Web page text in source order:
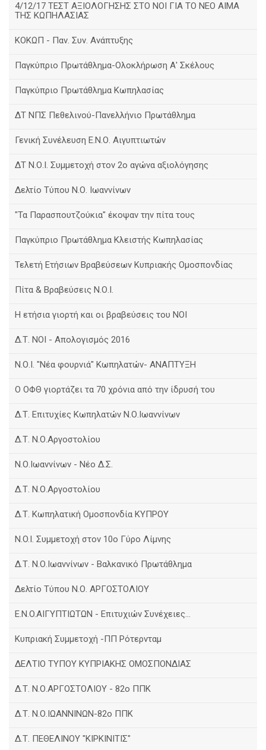
4/12/17 ΤΕΣΤ ΑΞΙΟΛΟΓΗΣΗΣ ΣΤΟ ΝΟΙ ΓΙΑ ΤΟ ΝΕΟ ΑΙΜΑ
ΤΗΣ ΚΩΠΗΛΑΣΙΑΣ
ΚΟΚΩΠ - Παν. Συν. Ανάπτυξης
Παγκύπριο Πρωτάθλημα-Ολοκλήρωση Α' Σκέλους
Παγκύπριο Πρωτάθλημα Κωπηλασίας
ΔΤ ΝΠΣ Πεθελινού-Πανελλήνιο Πρωτάθλημα
Γενική Συνέλευση Ε.Ν.Ο. Αιγυπτιωτών
ΔΤ Ν.Ο.Ι. Συμμετοχή στον 2ο αγώνα αξιολόγησης
Δελτίο Τύπου Ν.Ο. Ιωαννίνων
"Τα Παρασπουτζούκια" έκοψαν την πίτα τους
Παγκύπριο Πρωτάθλημα Κλειστής Κωπηλασίας
Τελετή Ετήσιων Βραβεύσεων Κυπριακής Ομοσπονδίας
Πίτα & Βραβεύσεις Ν.Ο.Ι.
Η ετήσια γιορτή και οι βραβεύσεις του ΝΟΙ
Δ.Τ. ΝΟΙ - Απολογισμός 2016
Ν.Ο.Ι. "Νέα φουρνιά" Κωπηλατών- ΑΝΑΠΤΥΞΗ
Ο ΟΦΘ γιορτάζει τα 70 χρόνια από την ίδρυσή του
Δ.Τ. Επιτυχίες Κωπηλατών Ν.Ο.Ιωαννίνων
Δ.Τ. Ν.Ο.Αργοστολίου
Ν.Ο.Ιωαννίνων - Νέο Δ.Σ.
Δ.Τ. Ν.Ο.Αργοστολίου
Δ.Τ. Κωπηλατική Ομοσπονδία ΚΥΠΡΟΥ
N.O.I. Συμμετοχή στον 10ο Γύρο Λίμνης
Δ.Τ. Ν.Ο.Ιωαννίνων - Βαλκανικό Πρωτάθλημα
Δελτίο Τύπου Ν.Ο. ΑΡΓΟΣΤΟΛΙΟΥ
E.N.O.AIΓΥΠΤΙΩΤΩΝ - Επιτυχιών Συνέχειες...
Κυπριακή Συμμετοχή -ΠΠ Ρότερνταμ
ΔΕΛΤΙΟ ΤΥΠΟΥ ΚΥΠΡΙΑΚΗΣ ΟΜΟΣΠΟΝΔΙΑΣ
Δ.Τ. Ν.Ο.ΑΡΓΟΣΤΟΛΙΟΥ - 82ο ΠΠΚ
Δ.Τ. Ν.Ο.ΙΩΑΝΝΙΝΩΝ-82ο ΠΠΚ
Δ.Τ. ΠΕΘΕΛΙΝΟΥ "ΚΙΡΚΙΝΙΤΙΣ"